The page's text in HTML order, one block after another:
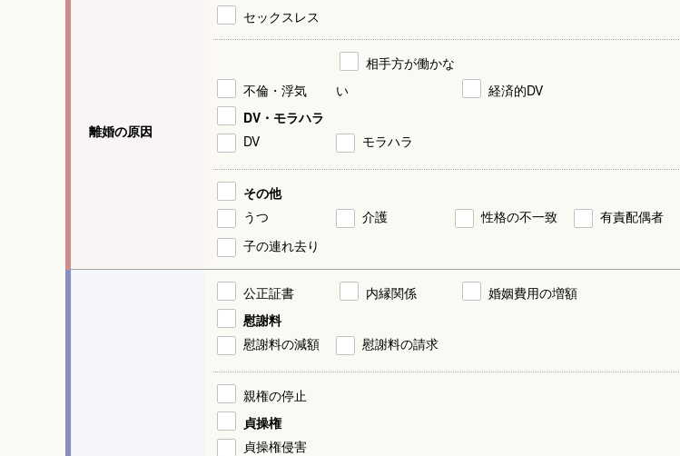
離婚の原因
セックスレス
不倫・浮気
相手方が働かな
い
経済的DV
DV・モラハラ
DV
モラハラ
その他
うつ
介護 性格の不一致 有責配偶者
子の連れ去り
公正証書 内縁関係
婚姻費用の増額
慰謝料
慰謝料の減額
慰謝料の請求
親権の停止
貞操権
貞操権侵害